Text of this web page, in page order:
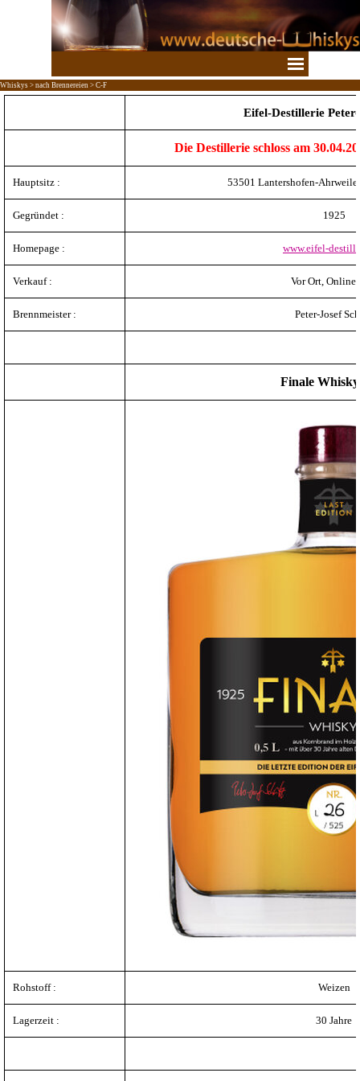
Direkt zum Seiteninhalt
Whiskys > nach Brennereien > C-F
Eifel-Destillerie
Die Destillerie schloss am
Hauptsitz : 53501 Lantershofen-Ahrweiler
Gegründet : 1925
Homepage : www.eifel-
Verkauf : Vor Ort,
Brennmeister : Peter-Josef
Finale
Rohstoff : Weizen
Lagerzeit : 30 Jahre